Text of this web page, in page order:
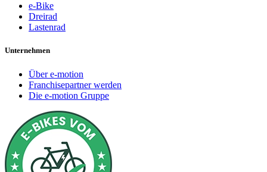
e-Bike
Dreirad
Lastenrad
Unternehmen
Über e-motion
Franchisepartner werden
Die e-motion Gruppe